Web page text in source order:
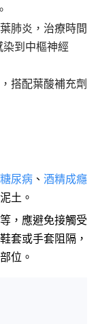
肺炎，治療時間
到中樞神經
搭配葉酸補充劑
糖尿病 、 酒精成癮
土。
，應避免接觸受
套或手套阻隔，
位。